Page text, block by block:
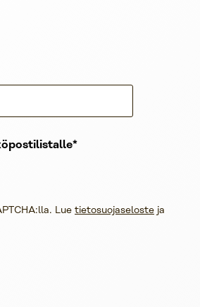
Lue tietosuojaseloste ja